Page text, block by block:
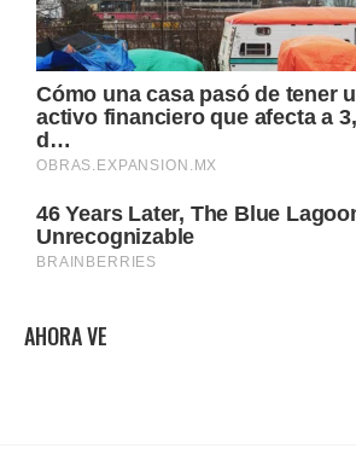
AHORA VE